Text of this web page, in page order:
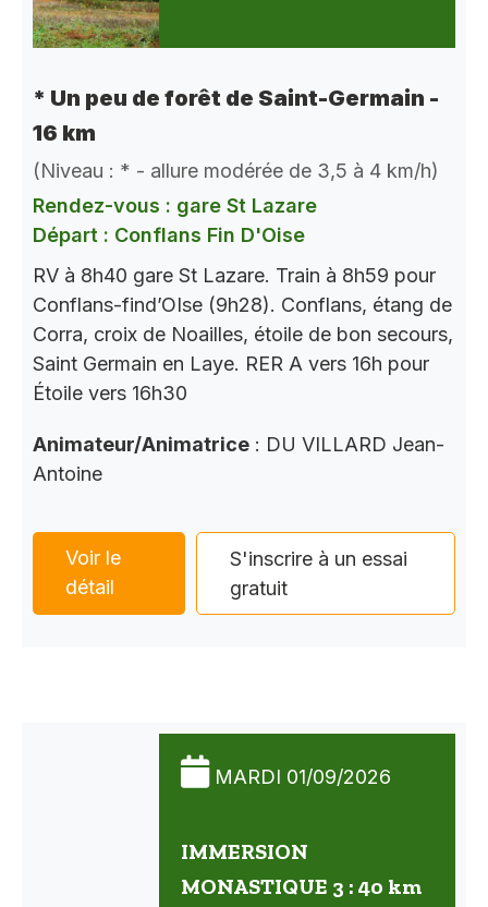
* Un peu de forêt de Saint-Germain -
16 km
(Niveau : * - allure modérée de 3,5 à 4 km/h)
Rendez-vous : gare St Lazare
Départ : Conflans Fin D'Oise
RV à 8h40 gare St Lazare. Train à 8h59 pour
Conflans-find’OIse (9h28). Conflans, étang de
Corra, croix de Noailles, étoile de bon secours,
Saint Germain en Laye. RER A vers 16h pour
Étoile vers 16h30
Animateur/Animatrice : DU VILLARD Jean-
Antoine
Voir le
détail
S'inscrire à un essai
gratuit
MARDI 01/09/2026
IMMERSION
MONASTIQUE 3 : 40 km